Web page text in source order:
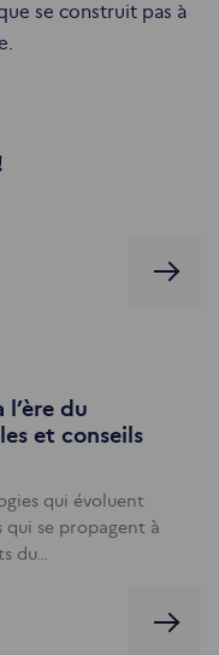
se construit pas à
du
et conseils
qui évoluent
qui se propagent à
du…